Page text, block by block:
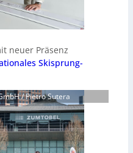
neuer Präsenz
Skisprung-
/ Pietro Sutera